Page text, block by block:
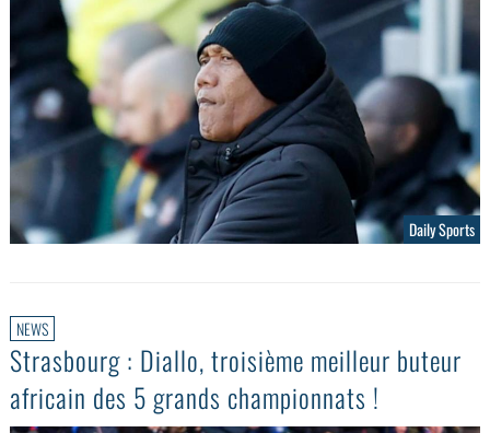
Daily Sports
NEWS
Strasbourg : Diallo, troisième meilleur buteur
africain des 5 grands championnats !